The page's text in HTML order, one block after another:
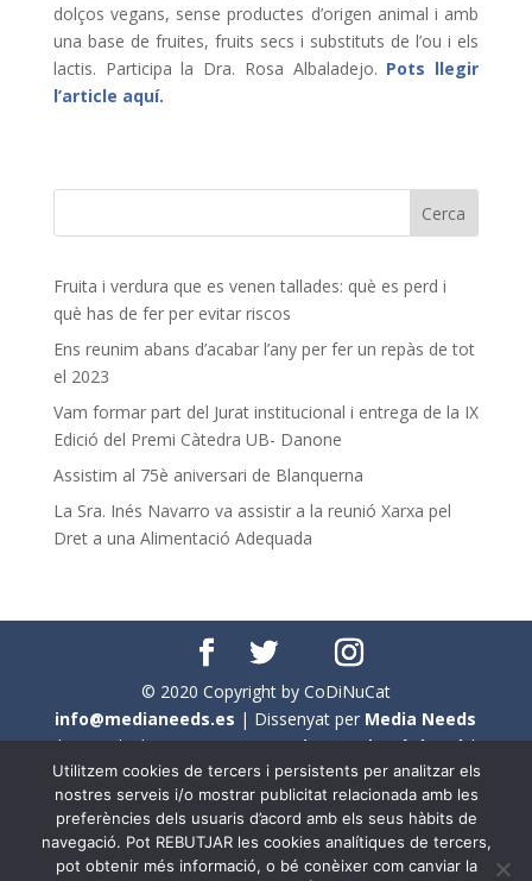
dolços vegans, sense productes d’origen animal i amb
una base de fruites, fruits secs i substituts de l’ou i els
lactis. Participa la Dra. Rosa Albaladejo. Pots llegir
l’article aquí.
Fruita i verdura que es venen tallades: què es perd i
què has de fer per evitar riscos
Ens reunim abans d’acabar l’any per fer un repàs de tot
el 2023
Vam formar part del Jurat institucional i entrega de la IX
Edició del Premi Càtedra UB- Danone
Assistim al 75è aniversari de Blanquerna
La Sra. Inés Navarro va assistir a la reunió Xarxa pel
Dret a una Alimentació Adequada
© 2020 Copyright by CoDiNuCat
info@medianeeds.es | Dissenyat per Media Needs
| Tots els drets reservats aCoDiNuCat |Avís legal|
Avís per cookies
En aquest web s'ha tingut en compte l'ús no sexista del
llenguatge. No obstant això, i a causa de la seva
Utilitzem cookies de tercers i persistents per analitzar els
nostres serveis i/o mostrar publicitat relacionada amb les
preferències dels usuaris d’acord amb els seus hàbits de
navegació. Pot REBUTJAR les cookies analítiques de tercers,
pot obtenir més informació, o bé conèixer com canviar la